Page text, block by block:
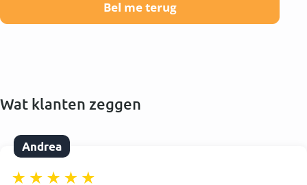
Wat klanten zeggen
Andrea